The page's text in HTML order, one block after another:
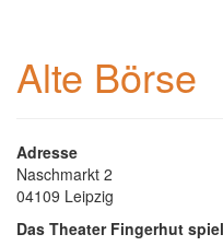
Alte Börse
Adresse
Naschmarkt 2
04109 Leipzig
Das Theater Fingerhut